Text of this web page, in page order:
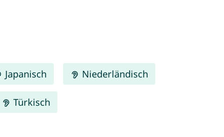
Japanisch Niederländisch
Türkisch